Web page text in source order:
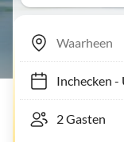
Inchecken-